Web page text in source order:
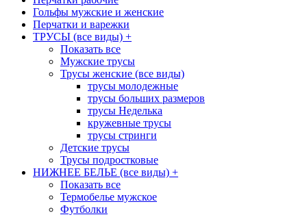
Гольфы мужские и женские
Перчатки и варежки
ТРУСЫ (все виды) +
Показать все
Мужские трусы
Трусы женские (все виды)
трусы молодежные
трусы больших размеров
трусы Неделька
кружевные трусы
трусы стринги
Детские трусы
Трусы подростковые
НИЖНЕЕ БЕЛЬЕ (все виды) +
Показать все
Термобелье мужское
Футболки